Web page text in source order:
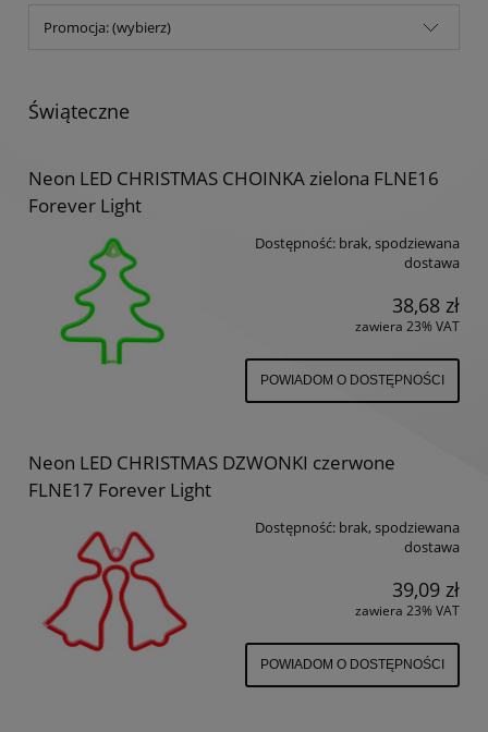
Promocja: (wybierz)
Świąteczne
Neon LED CHRISTMAS CHOINKA zielona FLNE16
Forever Light
Dostępność: brak, spodziewana
dostawa
38,68 zł
zawiera 23% VAT
POWIADOM O DOSTĘPNOŚCI
Neon LED CHRISTMAS DZWONKI czerwone
FLNE17 Forever Light
Dostępność: brak, spodziewana
dostawa
39,09 zł
zawiera 23% VAT
POWIADOM O DOSTĘPNOŚCI